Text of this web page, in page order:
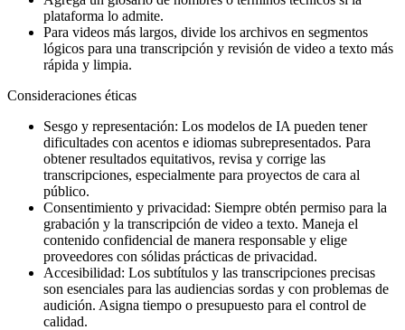
plataforma lo admite.
Para videos más largos, divide los archivos en segmentos
lógicos para una transcripción y revisión de video a texto más
rápida y limpia.
Consideraciones éticas
Sesgo y representación: Los modelos de IA pueden tener
dificultades con acentos e idiomas subrepresentados. Para
obtener resultados equitativos, revisa y corrige las
transcripciones, especialmente para proyectos de cara al
público.
Consentimiento y privacidad: Siempre obtén permiso para la
grabación y la transcripción de video a texto. Maneja el
contenido confidencial de manera responsable y elige
proveedores con sólidas prácticas de privacidad.
Accesibilidad: Los subtítulos y las transcripciones precisas
son esenciales para las audiencias sordas y con problemas de
audición. Asigna tiempo o presupuesto para el control de
calidad.